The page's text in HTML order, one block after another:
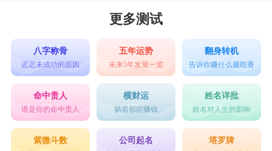
更多测试
八字称骨
迟迟未成功的原因
五年运势
未来5年发展一览
翻身转机
告诉你赚什么最吃香
命中贵人
谁是你的命中贵人
横财运
躺着都能赚钱
姓名详批
姓名对人生的影响
紫微斗数 公司起名 塔罗牌